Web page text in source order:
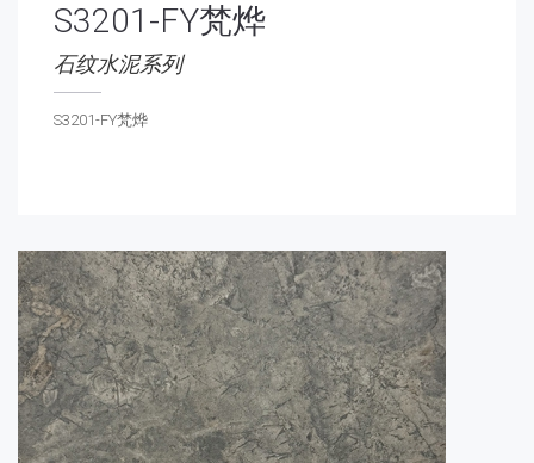
S3201-FY梵烨
石纹水泥系列
S3201-FY梵烨